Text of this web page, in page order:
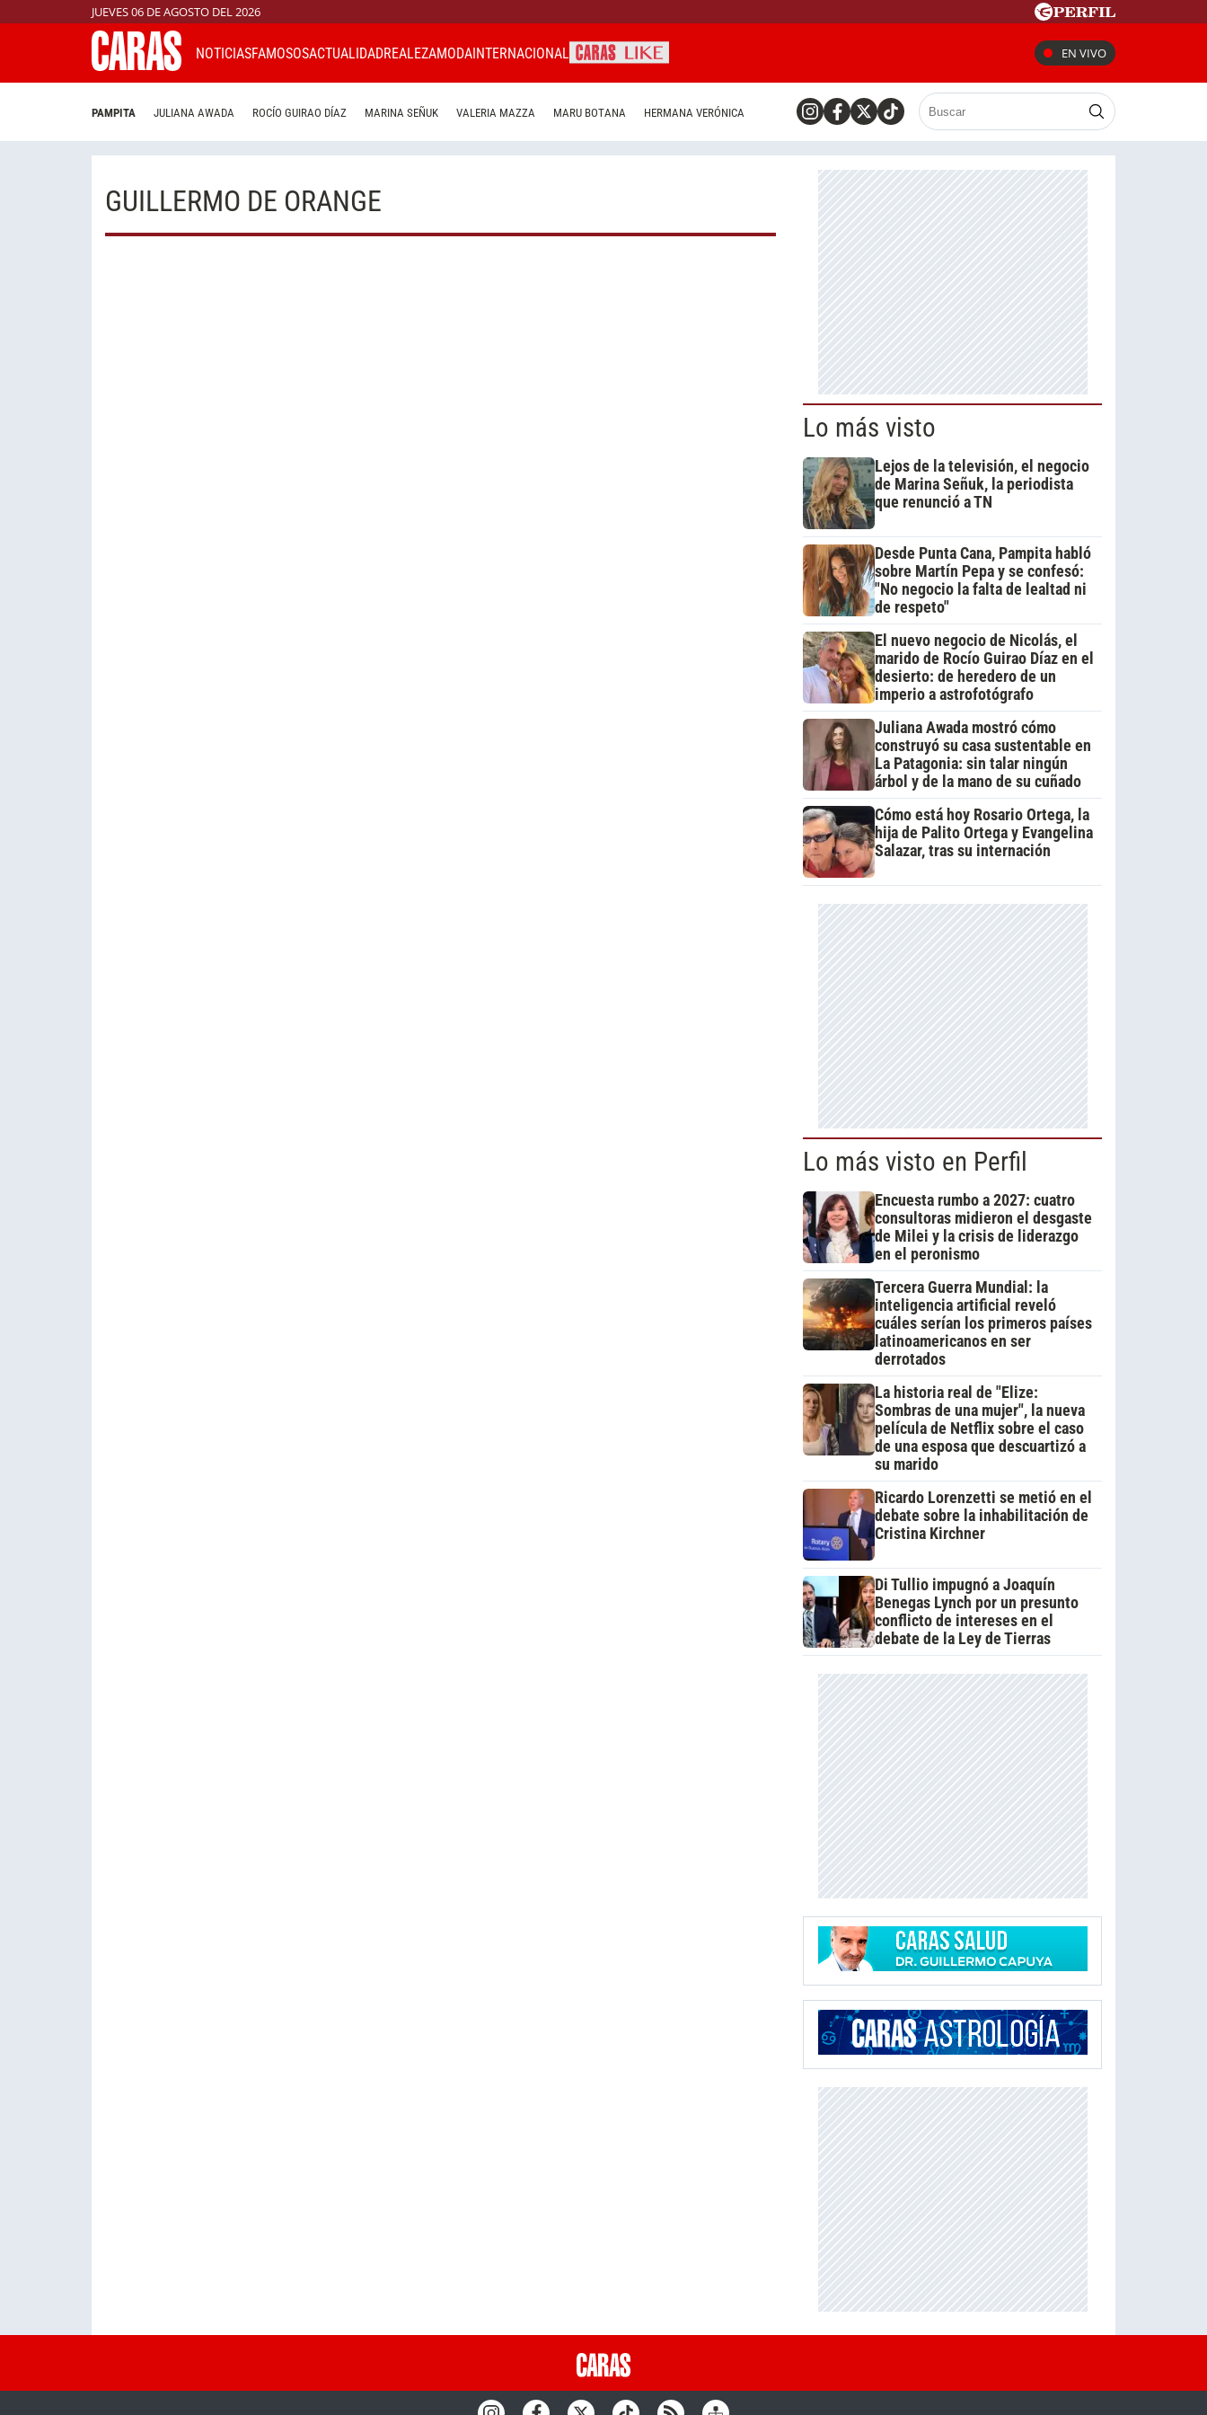
JUEVES 06 DE AGOSTO DEL 2026
NOTICIASFAMOSOSACTUALIDADREALEZAMODAINTERNACIONAL EN VIVO
PAMPITA JULIANA AWADA ROCÍO GUIRAO DÍAZ MARINA SEÑUK VALERIA MAZZA MARU BOTANA HERMANA VERÓNICA
GUILLERMO DE ORANGE
Lo más visto
Lejos de la televisión, el negocio
de Marina Señuk, la periodista
que renunció a TN
Desde Punta Cana, Pampita habló
sobre Martín Pepa y se confesó:
"No negocio la falta de lealtad ni
de respeto"
El nuevo negocio de Nicolás, el
marido de Rocío Guirao Díaz en el
desierto: de heredero de un
imperio a astrofotógrafo
Juliana Awada mostró cómo
construyó su casa sustentable en
La Patagonia: sin talar ningún
árbol y de la mano de su cuñado
Cómo está hoy Rosario Ortega, la
hija de Palito Ortega y Evangelina
Salazar, tras su internación
Lo más visto en Perfil
Encuesta rumbo a 2027: cuatro
consultoras midieron el desgaste
de Milei y la crisis de liderazgo
en el peronismo
Tercera Guerra Mundial: la
inteligencia artificial reveló
cuáles serían los primeros países
latinoamericanos en ser
derrotados
La historia real de "Elize:
Sombras de una mujer", la nueva
película de Netflix sobre el caso
de una esposa que descuartizó a
su marido
Ricardo Lorenzetti se metió en el
debate sobre la inhabilitación de
Cristina Kirchner
Di Tullio impugnó a Joaquín
Benegas Lynch por un presunto
conflicto de intereses en el
debate de la Ley de Tierras